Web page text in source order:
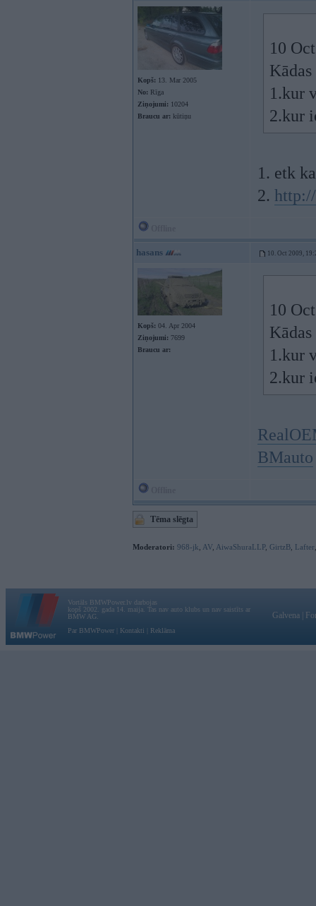
Kopš: 13. Mar 2005
No: Rīga
Ziņojumi: 10204
Braucu ar: kūtiņu
10
1.kur
2.kur
1. etk
2.
hasans 10. Oct 2009,
Kopš: 04. Apr 2004
Ziņojumi: 7699
Braucu ar:
10
1.kur
2.kur
BMauto
Tēma slēgta
Moderatori: 968-jk AV AiwaShuraLLP, GirtzB Lafter
Vortāls BMWPower.lv darbojas
kopš 2002. gada 14. maija. Tas nav auto klubs un nav saistīts ar
BMW AG.
Par BMWPower
Kontakti Reklāma
Galvena